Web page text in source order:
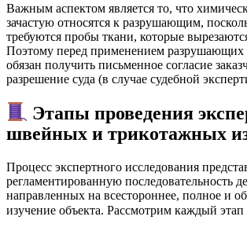
Важным аспектом является то, что
зачастую относятся к разрушающим,
требуются пробы ткани, которые
Поэтому перед применением разрушающих
обязан получить письменное согласие
разрешение суда (в случае судебной
Этапы проведения
швейных и трикотажных
Процесс экспертного исследования
регламентированную последовательность
направленных на всестороннее, полное и
изучение объекта. Рассмотрим каждый